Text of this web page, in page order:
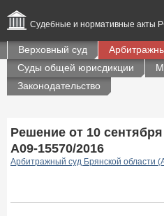
Судебные и нормативные акты
Верховный суд
Суды общей юрисдикции
Законодательство
Решение от 10
А09-15570/2016
Арбитражный суд Брянской области